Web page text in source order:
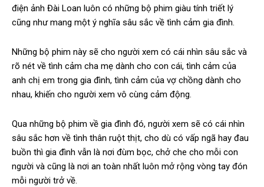
điện ảnh Đài Loan luôn có những bộ phim giàu tính triết lý
cũng như mang một ý nghĩa sâu sắc về tình cảm gia đình.
Những bộ phim này sẽ cho người xem có cái nhìn sâu sắc và
rõ nét về tình cảm cha mẹ dành cho con cái, tình cảm của
anh chị em trong gia đình, tình cảm của vợ chồng dành cho
nhau, khiến cho người xem vô cùng cảm động.
Qua những bộ phim về gia đình đó, người xem sẽ có cái nhìn
sâu sắc hơn về tình thân ruột thịt, cho dù có vấp ngã hay đau
buồn thì gia đình vẫn là nơi đùm bọc, chở che cho mỗi con
người và cũng là nơi an toàn nhất luôn mở rộng vòng tay đón
mỗi người trở về.